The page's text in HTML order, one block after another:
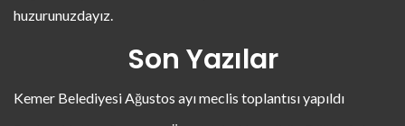
huzurunuzdayız.
Son Yazılar
Kemer Belediyesi Ağustos ayı meclis toplantısı yapıldı